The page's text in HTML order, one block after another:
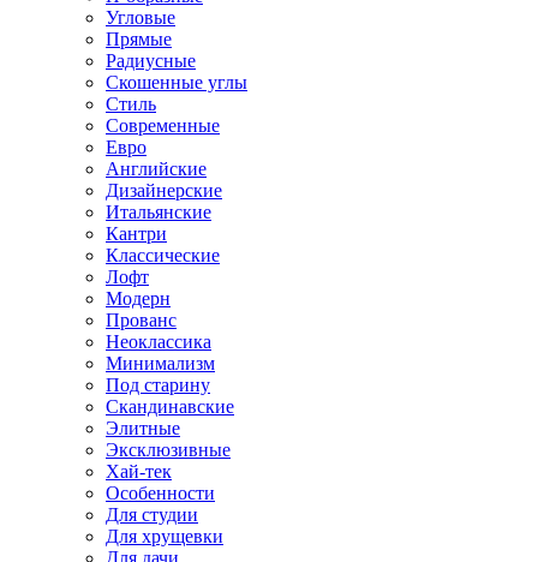
Угловые
Прямые
Радиусные
Скошенные углы
Стиль
Современные
Евро
Английские
Дизайнерские
Итальянские
Кантри
Классические
Лофт
Модерн
Прованс
Неоклассика
Минимализм
Под старину
Скандинавские
Элитные
Эксклюзивные
Хай-тек
Особенности
Для студии
Для хрущевки
Для дачи